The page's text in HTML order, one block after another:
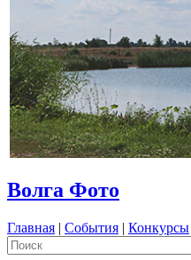
Волга Фото
Главная | События | Конкурсы